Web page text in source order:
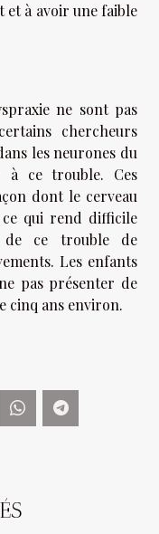
à avoir une faible
ne sont pas
chercheurs
les neurones du
à ce trouble. Ces
dont le cerveau
ce qui rend difficile
de ce trouble de
Les enfants
pas présenter de
cinq ans environ.